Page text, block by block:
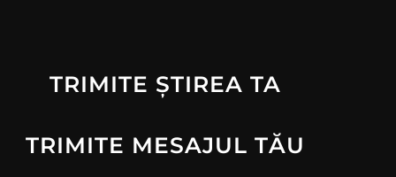
TRIMITE ȘTIREA TA
TRIMITE MESAJUL TĂU